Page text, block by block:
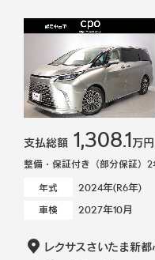
支払総額 1,308.1万円
整備・保証付き（部分保証）
年式
2024年(R6年)
車検 2027年10月
レクサスさいたま新都